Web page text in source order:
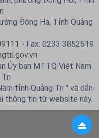
Đông Hà, Tỉnh Quảng
- Fax: 0233 3852519
Ủy ban MTTQ Việt Nam
Trị
tỉnh Quảng Trị " và dẫn
thông tin từ website này.